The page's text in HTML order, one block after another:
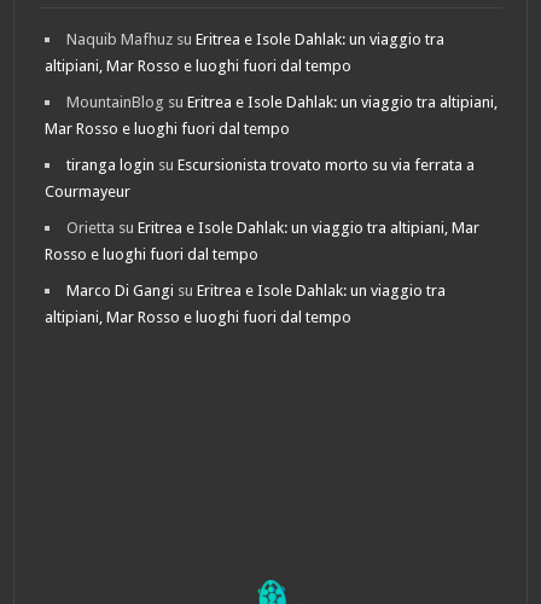
Naquib Mafhuz suEritrea e Isole Dahlak: un viaggio tra
altipiani, Mar Rosso e luoghi fuori dal tempo
MountainBlog suEritrea e Isole Dahlak: un viaggio tra altipiani,
Mar Rosso e luoghi fuori dal tempo
tiranga login suEscursionista trovato morto su via ferrata a
Courmayeur
Orietta suEritrea e Isole Dahlak: un viaggio tra altipiani, Mar
Rosso e luoghi fuori dal tempo
Marco Di Gangi suEritrea e Isole Dahlak: un viaggio tra
altipiani, Mar Rosso e luoghi fuori dal tempo